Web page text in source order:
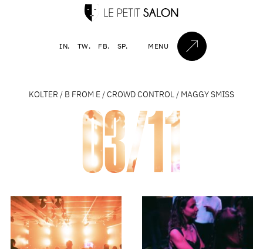
IN. TW. FB. SP. MENU
KOLTER / B FROM E / CROWD CONTROL / MAGGY SMISS
03/11